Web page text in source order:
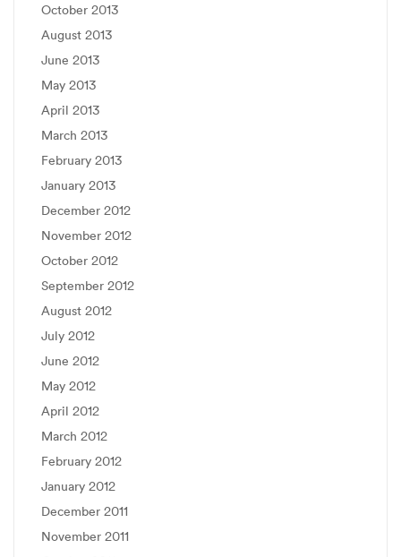
October 2013
August 2013
June 2013
May 2013
April 2013
March 2013
February 2013
January 2013
December 2012
November 2012
October 2012
September 2012
August 2012
July 2012
June 2012
May 2012
April 2012
March 2012
February 2012
January 2012
December 2011
November 2011